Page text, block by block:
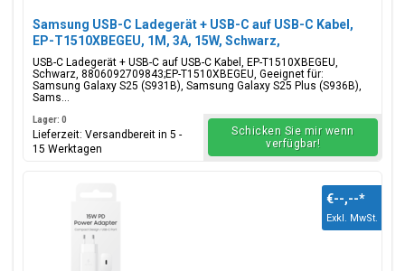
Samsung USB-C Ladegerät + USB-C auf USB-C Kabel,
EP-T1510XBEGEU, 1M, 3A, 15W, Schwarz,
Blisterverpackung, 8806092709843;EP-T1510XBEGEU
USB-C Ladegerät + USB-C auf USB-C Kabel, EP-T1510XBEGEU,
Schwarz, 8806092709843;EP-T1510XBEGEU, Geeignet für:
Samsung Galaxy S25 (S931B), Samsung Galaxy S25 Plus (S936B),
Sams...
Lager: 0
Lieferzeit: Versandbereit in 5 -
15 Werktagen
Schicken Sie mir wenn
verfügbar!
€--,--*
Exkl. MwSt.